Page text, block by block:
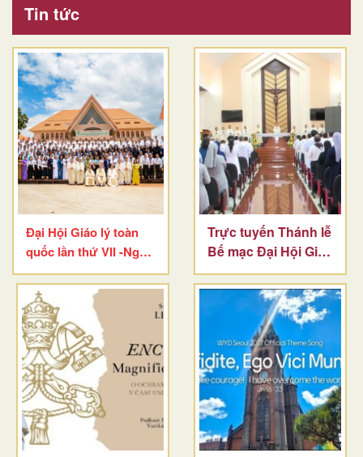
Tin tức
Đại Hội Giáo lý toàn
quốc lần thứ VII -Ngày
cuối
Trực tuyến Thánh lễ
Bế mạc Đại Hội Giáo
Lý